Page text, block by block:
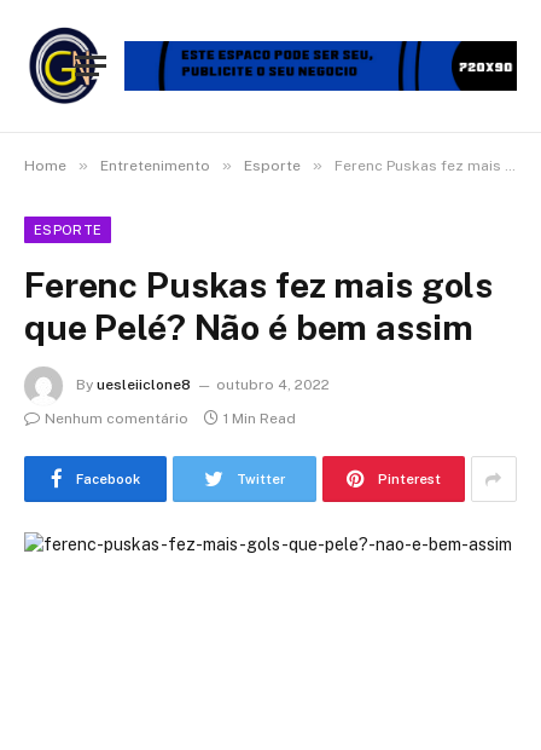
Home » Entretenimento » Esporte » Ferenc Puskas fez mais gols que Pelé? Não é bem assim
ESPORTE
Ferenc Puskas fez mais gols
que Pelé? Não é bem assim
By uesleiiclone8
outubro 4, 2022
Nenhum comentário
1 Min Read
Facebook Twitter Pinterest